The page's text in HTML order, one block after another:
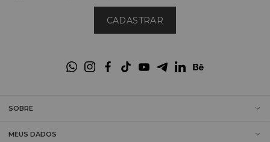
CADASTRAR
SOBRE
MEUS DADOS